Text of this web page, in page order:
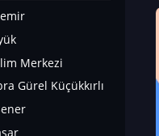
ve Uzay
Merkezi
Gürel Küçükkırlı